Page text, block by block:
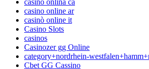
casino online ar
casinò online it
Casino Slots
casinos
Casinozer gg Online
category+nordrhein-
Cbet GG Cassino